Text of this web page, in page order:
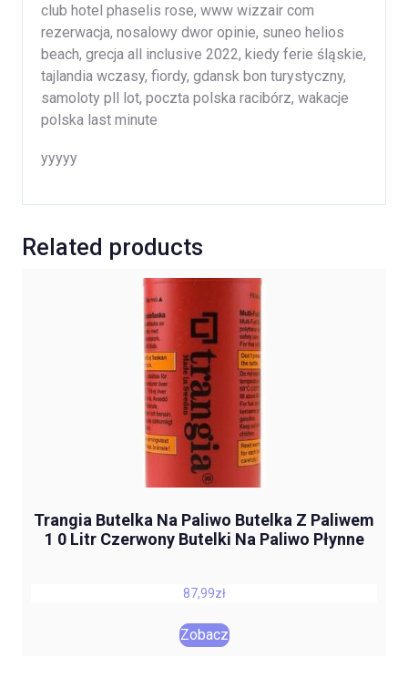
club hotel phaselis rose, www wizzair com
rezerwacja, nosalowy dwor opinie, suneo helios
beach, grecja all inclusive 2022, kiedy ferie śląskie,
tajlandia wczasy, fiordy, gdansk bon turystyczny,
samoloty pll lot, poczta polska racibórz, wakacje
polska last minute
yyyyy
Related products
Trangia Butelka Na Paliwo Butelka Z Paliwem
1 0 Litr Czerwony Butelki Na Paliwo Płynne
87,99zł
Zobacz